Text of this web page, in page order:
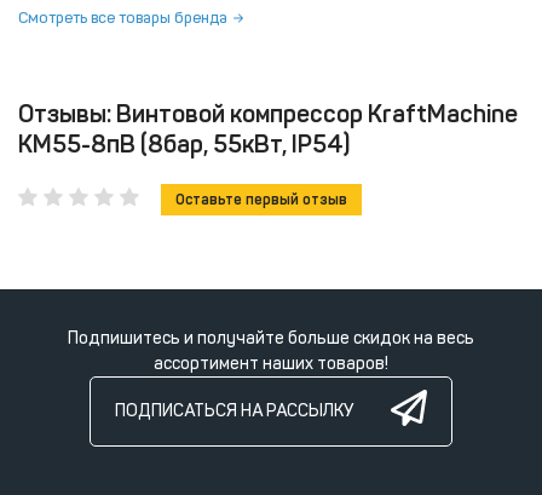
Смотреть все товары бренда
Отзывы: Винтовой компрессор KraftMachine
KM55-8пВ (8бар, 55кВт, IP54)
Оставьте первый отзыв
Подпишитесь и получайте больше скидок на весь
ассортимент наших товаров!
ПОДПИСАТЬСЯ НА РАССЫЛКУ